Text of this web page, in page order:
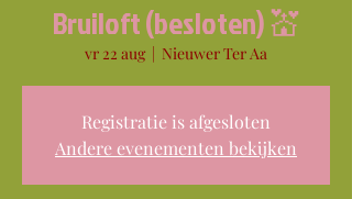
Bruiloft (besloten) 💒
vr 22 aug
  |
Nieuwer Ter Aa
Registratie is afgesloten
Andere evenementen bekijken